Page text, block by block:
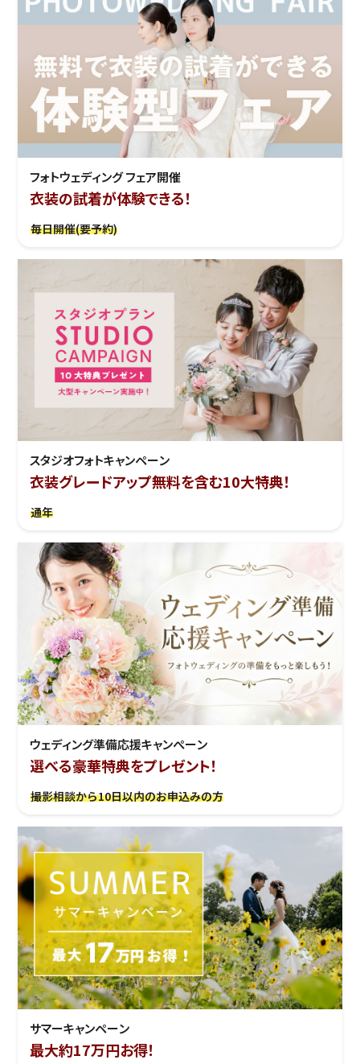
フォトウェディング フェア開催
衣装の試着が体験できる！
毎日開催(要予約)
スタジオフォトキャンペーン
衣装グレードアップ無料を含む10大特典！
通年
ウェディング準備応援キャンぺーン
選べる豪華特典をプレゼント！
撮影相談から10日以内のお申込みの方
サマーキャンペーン
最大約17万円お得！